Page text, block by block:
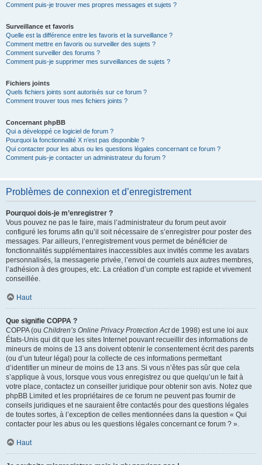
Comment puis-je trouver mes propres messages et sujets ?
Surveillance et favoris
Quelle est la différence entre les favoris et la surveillance ?
Comment mettre en favoris ou surveiller des sujets ?
Comment surveiller des forums ?
Comment puis-je supprimer mes surveillances de sujets ?
Fichiers joints
Quels fichiers joints sont autorisés sur ce forum ?
Comment trouver tous mes fichiers joints ?
Concernant phpBB
Qui a développé ce logiciel de forum ?
Pourquoi la fonctionnalité X n’est pas disponible ?
Qui contacter pour les abus ou les questions légales concernant ce forum ?
Comment puis-je contacter un administrateur du forum ?
Problèmes de connexion et d’enregistrement
Pourquoi dois-je m’enregistrer ?
Vous pouvez ne pas le faire, mais l’administrateur du forum peut avoir
configuré les forums afin qu’il soit nécessaire de s’enregistrer pour poster des
messages. Par ailleurs, l’enregistrement vous permet de bénéficier de
fonctionnalités supplémentaires inaccessibles aux invités comme les avatars
personnalisés, la messagerie privée, l’envoi de courriels aux autres membres,
l’adhésion à des groupes, etc. La création d’un compte est rapide et vivement
conseillée.
Haut
Que signifie COPPA ?
COPPA (ou Children’s Online Privacy Protection Actde 1998) est une loi aux
États-Unis qui dit que les sites Internet pouvant recueillir des informations de
mineurs de moins de 13 ans doivent obtenir le consentement écrit des parents
(ou d’un tuteur légal) pour la collecte de ces informations permettant
d’identifier un mineur de moins de 13 ans. Si vous n’êtes pas sûr que cela
s’applique à vous, lorsque vous vous enregistrez ou que quelqu’un le fait à
votre place, contactez un conseiller juridique pour obtenir son avis. Notez que
phpBB Limited et les propriétaires de ce forum ne peuvent pas fournir de
conseils juridiques et ne sauraient être contactés pour des questions légales
de toutes sortes, à l’exception de celles mentionnées dans la question « Qui
contacter pour les abus ou les questions légales concernant ce forum ? ».
Haut